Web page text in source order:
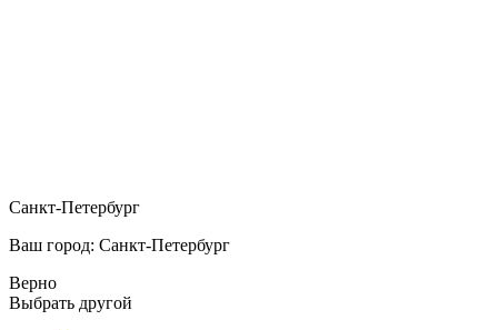
Санкт-Петербург
Ваш город: Санкт-Петербург
Верно
Выбрать другой